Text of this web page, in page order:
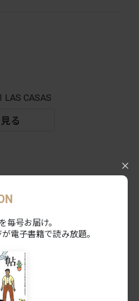
CASAS
る
毎号お届け。
電子書籍で読み放題。